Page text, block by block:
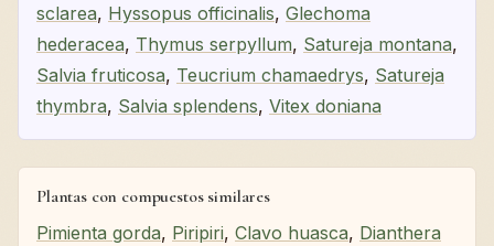
sclarea, Hyssopus officinalis, Glechoma
hederacea, Thymus serpyllum, Satureja montana,
Salvia fruticosa, Teucrium chamaedrys, Satureja
thymbra, Salvia splendens, Vitex doniana
Plantas con compuestos similares
Pimienta gorda, Piripiri, Clavo huasca, Dianthera